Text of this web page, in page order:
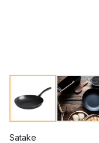
Satake